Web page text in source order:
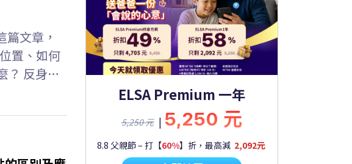
文章，
置、如何
？ 反身代
指涉同一
ELSA Premium 一年
5,250 元 | 5,250 元
8.8 父親節 – 打【60%】折，最高減 2,092元